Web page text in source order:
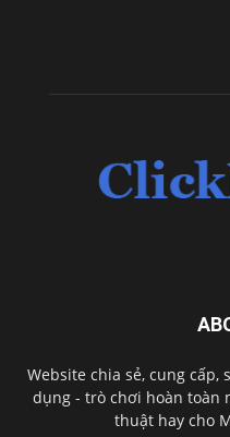
Website chia sẻ, cung
dụng - trò chơi hoàn toàn
thuật hay cho